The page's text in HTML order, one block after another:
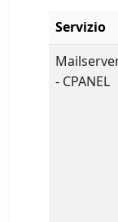
Servizio
- CPANEL